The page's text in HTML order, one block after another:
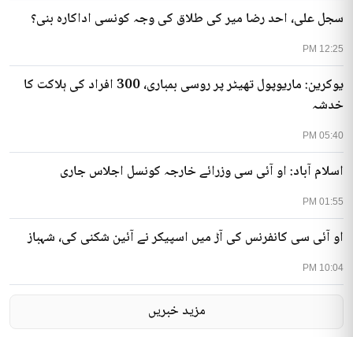
12:25 PM
سجل علی، احد رضا میر کی طلاق کی وجہ کونسی اداکارہ بنی؟
05:40 PM
یوکرین: ماریوپول تھیٹر پر روسی بمباری، 300 افراد کی ہلاکت کا
خدشہ
01:55 PM
اسلام آباد: او آئی سی وزرائے خارجہ کونسل اجلاس جاری
10:04 PM
او آئی سی کانفرنس کی آڑ میں اسپیکر نے آئین شکنی کی، شہباز
مزید خبریں